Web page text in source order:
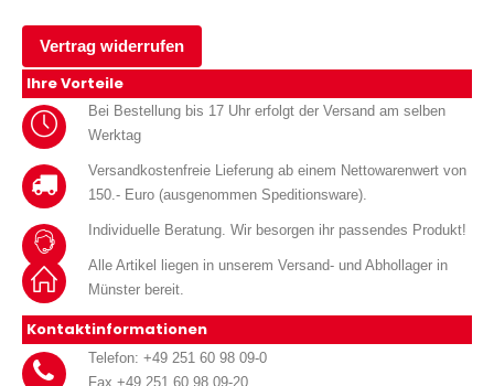
Vertrag widerrufen
Ihre Vorteile
Bei Bestellung bis 17 Uhr erfolgt der Versand am selben
Werktag
Versandkostenfreie Lieferung ab einem Nettowarenwert von
150.- Euro (ausgenommen Speditionsware).
Individuelle Beratung. Wir besorgen ihr passendes Produkt!
Alle Artikel liegen in unserem Versand- und Abhollager in
Münster bereit.
Kontaktinformationen
Telefon: +49 251 60 98 09-0
Fax +49 251 60 98 09-20